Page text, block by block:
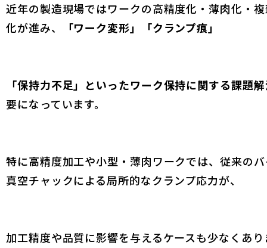
近年の製造現場ではワークの高精度化・薄肉化・
化が進み、
「ワーク変形」「クランプ痕」
「保持力不足」といったワーク保持に関する課題
要になっています。
特に高精度加工や小型・薄肉ワークでは、従来の
真空チャックによる局所的なクランプ応力が、
加工精度や品質に影響を与えるケースも少なくあり